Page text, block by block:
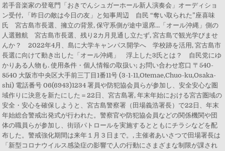
若手音楽家の登竜門「おきでんシュガーホール新人演奏会」オーディショ
ン受付, 「昨日の敵は今日の友」と知事周辺 自民 “奪い取られた”座喜味
氏 宮古島市長選、擁立の背景, 保守系側が途中退席…「オール沖縄」側の
人選難航 宮古島市長選、残り2カ月見通し立たず, 宮古島で観光学びませ
んか？ 2022年4月、島に大学キャンパス開学へ 学校跡を活用, 宮古島市
長選に向けて動き出した「オール沖縄」 浮上した3氏とは？ 自民党にゆ
かりある人物も. 使用条件・個人情報の取扱い; お問い合わせ窓口 〒540-
8540 大阪市中央区大手前三丁目1番11号 (3-1-11,Otemae,Chuo-ku,Osaka-
shi) 電話番号 06(6943)1234 署員や防犯協会員らが参加し、安全安心な圏
域作りに決意を新たにした＝22日、宮古島署, 年末年始における宮古圏域の
安全・安心を確保しようと、宮古島警察署（田場義浩署長）で22日、年末
年始総合警戒出発式が行われた。警察官や防犯協会員などの関係機関や団
体の職員らが参加し、街頭パトロールを実施するとともにチラシなどを配
布した。警戒強化期間は来年１月３日まで。, 主催者あいさつで田場署長は
「新型コロナウイルス感染症の影響で人の行動にさまざまな制限が課され